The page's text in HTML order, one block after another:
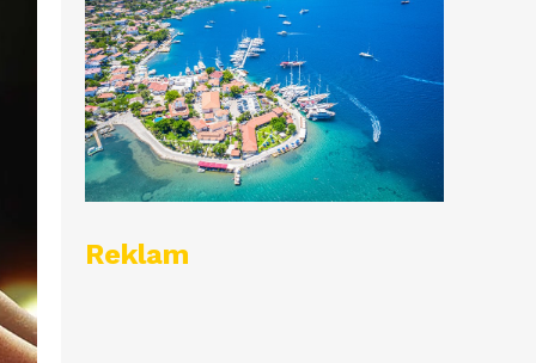
Reklam